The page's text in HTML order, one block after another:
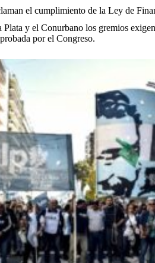
el cumplimiento de la Ley de
Plata y el Conurbano los gremios
por el Congreso.